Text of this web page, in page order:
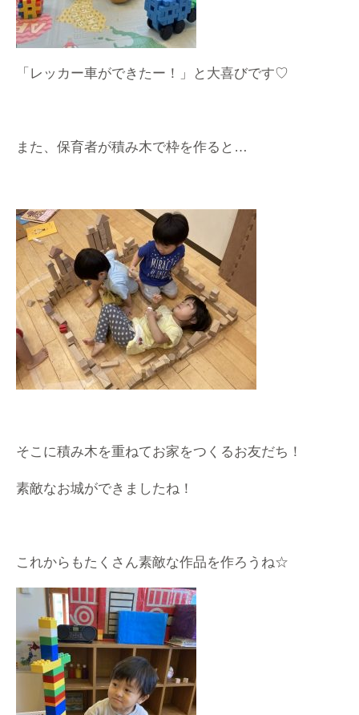
「レッカー車ができたー！」と大喜びです♡
また、保育者が積み木で枠を作ると…
そこに積み木を重ねてお家をつくるお友だち！
素敵なお城ができましたね！
これからもたくさん素敵な作品を作ろうね☆